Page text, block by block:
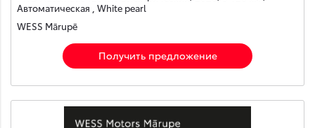
Автоматическая , White pearl
WESS Mārupē
Получить предложение